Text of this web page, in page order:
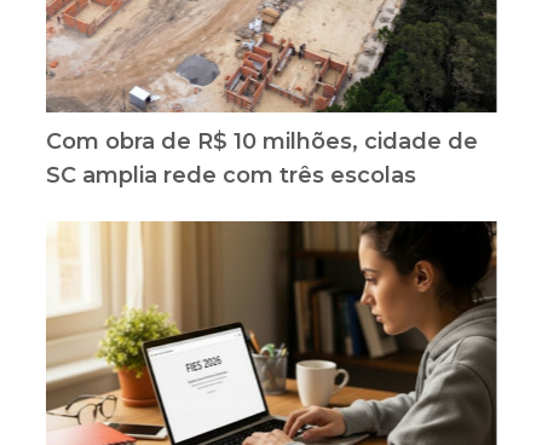
Com obra de R$ 10 milhões, cidade de
SC amplia rede com três escolas